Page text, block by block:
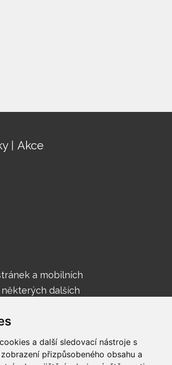
a další sledovací nástroje s
přizpůsobeného obsahu a
Akce
a mobilních
dalších
aplikací).